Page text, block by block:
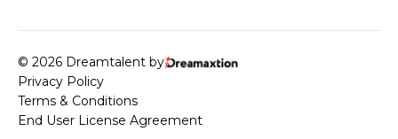
© 2026 Dreamtalent by
Privacy Policy
Terms & Conditions
End User License Agreement